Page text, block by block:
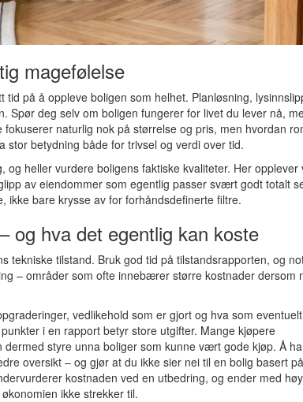
magefølelse
på å oppleve boligen som helhet. Planløsning,
Spør deg selv om boligen fungerer for livet du lever nå,
naturlig nok på størrelse og pris, men hvordan
stor betydning både for trivsel og verdi over tid.
og heller vurdere boligens faktiske kvaliteter. Her opplever
av eiendommer som egentlig passer svært godt totalt
ikke bare krysse av for forhåndsdefinerte filtre.
og hva det egentlig kan koste
tekniske tilstand. Bruk god tid på tilstandsrapporten, og
– områder som ofte innebærer større kostnader dersom
vedlikehold som er gjort og hva som eventuelt
i en rapport betyr store utgifter. Mange kjøpere
styre unna boliger som kunne vært gode kjøp. Å
oversikt – og gjør at du ikke sier nei til en bolig basert på
kostnaden ved en utbedring, og ender med
ikke strekker til.